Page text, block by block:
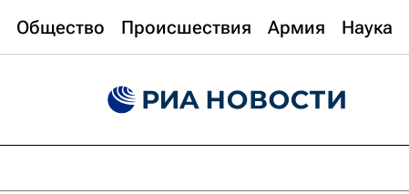
Общество Происшествия Армия Наука